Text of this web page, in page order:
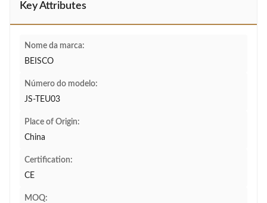
Key Attributes
Nome da marca:
BEISCO
Número do modelo:
JS-TEU03
Place of Origin:
China
Certification:
CE
MOQ: